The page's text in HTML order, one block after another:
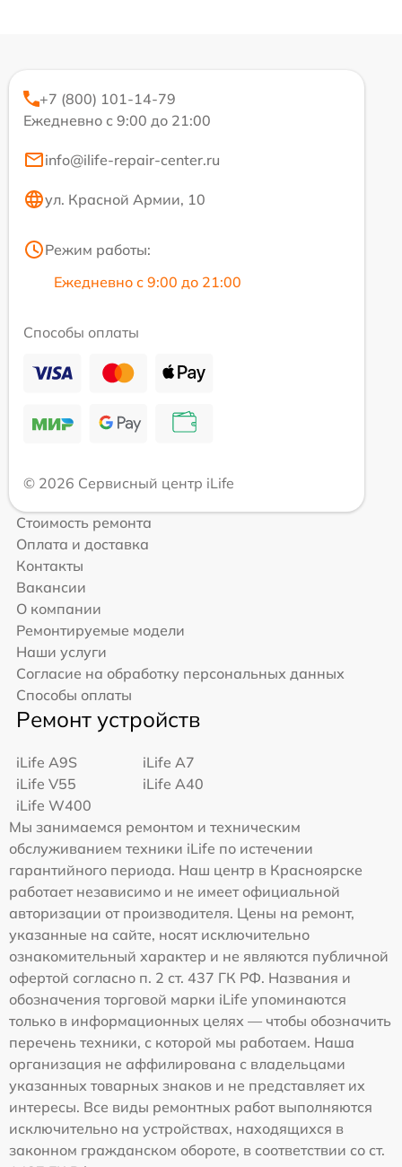
+7 (800) 101-14-79
Ежедневно с 9:00 до 21:00
info@ilife-repair-center.ru
ул. Красной Армии, 10
Режим работы:
Ежедневно с 9:00 до 21:00
Способы оплаты
© 2026 Сервисный центр iLife
Стоимость ремонта
Оплата и доставка
Контакты
Вакансии
О компании
Ремонтируемые модели
Наши услуги
Согласие на обработку персональных данных
Способы оплаты
Ремонт устройств
iLife A9S
iLife A7
iLife V55
iLife A40
iLife W400
Мы занимаемся ремонтом и техническим
обслуживанием техники iLife по истечении
гарантийного периода. Наш центр в Красноярске
работает независимо и не имеет официальной
авторизации от производителя. Цены на ремонт,
указанные на сайте, носят исключительно
ознакомительный характер и не являются публичной
офертой согласно п. 2 ст. 437 ГК РФ. Названия и
обозначения торговой марки iLife упоминаются
только в информационных целях — чтобы обозначить
перечень техники, с которой мы работаем. Наша
организация не аффилирована с владельцами
указанных товарных знаков и не представляет их
интересы. Все виды ремонтных работ выполняются
исключительно на устройствах, находящихся в
законном гражданском обороте, в соответствии со ст.